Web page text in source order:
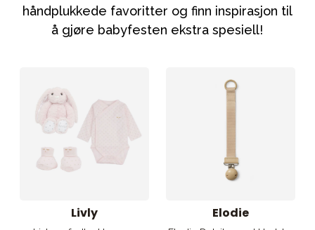
håndplukkede favoritter og finn inspirasjon til
å gjøre babyfesten ekstra spesiell!
Livly Elodie
Reservedeler
Kampanjer
Varemerker
Kontakt oss på
Butikken vår